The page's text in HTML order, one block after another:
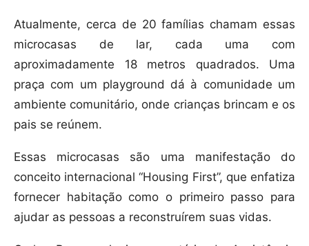
Atualmente, cerca de 20 famílias chamam essas
microcasas de lar, cada uma com
aproximadamente 18 metros quadrados. Uma
praça com um playground dá à comunidade um
ambiente comunitário, onde crianças brincam e os
pais se reúnem.
Essas microcasas são uma manifestação do
conceito internacional “Housing First”, que enfatiza
fornecer habitação como o primeiro passo para
ajudar as pessoas a reconstruírem suas vidas.